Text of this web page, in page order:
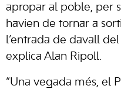
apropar al poble, per
havien de tornar a
l’entrada de davall del
explica Alan Ripoll.
“Una vegada més, el